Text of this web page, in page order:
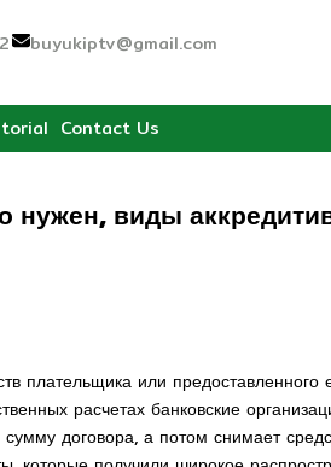
buyukiptv@gmail.com
Contact Us
нужен, виды
плательщика или
расчетах банковские
договора, а потом снимает